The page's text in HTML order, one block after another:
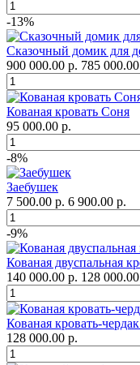
-13%
Сказочный домик для
900 000.00 р. 785
Кованая кровать Соня
95 000.00 р.
-8%
Заебушек
7 500.00 р. 6 900.00 р.
-9%
Кованая двуспальная
140 000.00 р. 128
Кованая кровать-
128 000.00 р.